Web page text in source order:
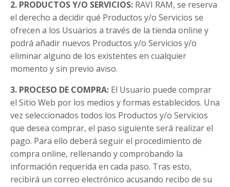
2. PRODUCTOS Y/O SERVICIOS: RAVI RAM, se reserva
el derecho a decidir qué Productos y/o Servicios se
ofrecen a los Usuarios a través de la tienda online y
podrá añadir nuevos Productos y/o Servicios y/o
eliminar alguno de los existentes en cualquier
momento y sin previo aviso.
3. PROCESO DE COMPRA: El Usuario puede comprar
el Sitio Web por los medios y formas establecidos. Una
vez seleccionados todos los Productos y/o Servicios
que desea comprar, el paso siguiente será realizar el
pago. Para ello deberá seguir el procedimiento de
compra online, rellenando y comprobando la
información requerida en cada paso. Tras esto,
recibirá un correo electrónico acusando recibo de su